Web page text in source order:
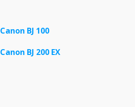
Canon BJ 100
Canon BJ 200 EX